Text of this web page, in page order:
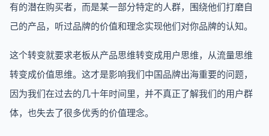
有的潜在购买者，而是某一部分特定的人群，围绕他们打磨自
己的产品，听过品牌的价值和理念实现他们对你品牌的认知。
这个转变就要求老板从产品思维转变成用户思维，从流量思维
转变成价值思维。这才是影响我们中国品牌出海重要的问题，
因为我们在过去的几十年时间里，并不真正了解我们的用户群
体，也失去了很多优秀的价值理念。